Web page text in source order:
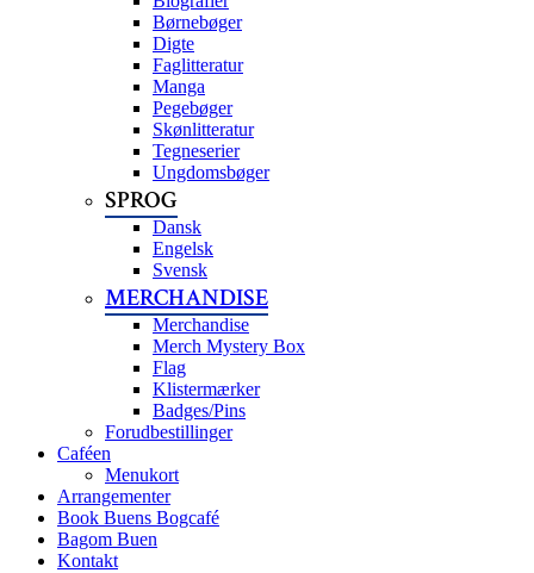
Børnebøger
Digte
Faglitteratur
Manga
Pegebøger
Skønlitteratur
Tegneserier
Ungdomsbøger
SPROG
Dansk
Engelsk
Svensk
MERCHANDISE
Merchandise
Merch Mystery Box
Flag
Klistermærker
Badges/Pins
Forudbestillinger
Caféen
Menukort
Arrangementer
Book Buens Bogcafé
Bagom Buen
Kontakt